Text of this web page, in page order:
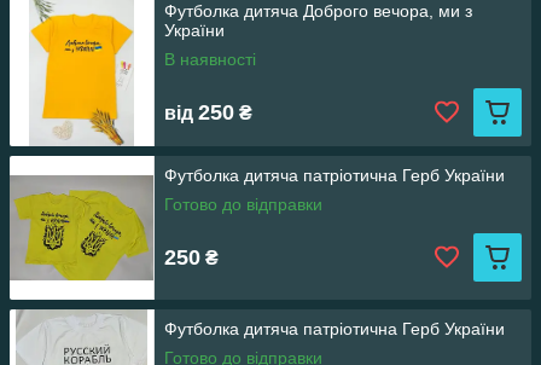
Футболка дитяча Доброго вечора, ми з
України
В наявності
від 250 ₴
Футболка дитяча патріотична Герб України
Готово до відправки
250 ₴
Футболка дитяча патріотична Герб України
Готово до відправки